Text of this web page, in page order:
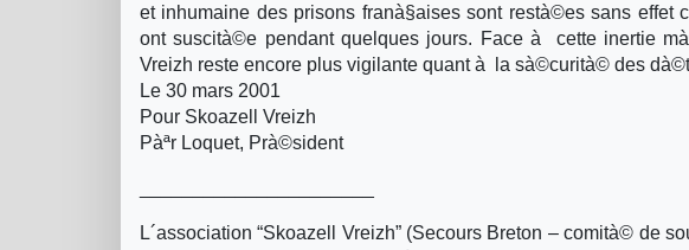
et inhumaine des prisons franà§aises sont restà©es sans
ont suscità©e pendant quelques jours. Face à cette inertie
Vreizh reste encore plus vigilante quant à la sà©curità© des
Le 30 mars 2001
Pour Skoazell Vreizh
Pàªr Loquet, Prà©sident
L´association “Skoazell Vreizh” (Secours Breton – comità© de